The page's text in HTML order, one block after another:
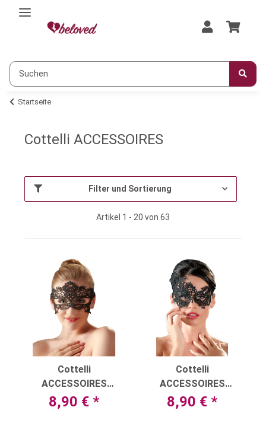
Startseite
Cottelli ACCESSOIRES
Filter und Sortierung
Artikel 1 - 20 von 63
Cottelli
ACCESSOIRES
Augenmaske mit
aufwendigen
8,90 € *
Cottelli
ACCESSOIRES
Augenmaske aus
asymmetrischer
8,90 € *